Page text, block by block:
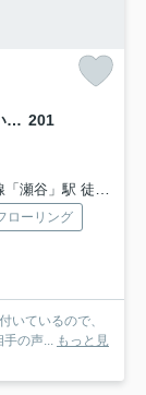
プライムテラス大和A棟※初期費用分割後払いサービス利用可能物件 201
谷」駅 徒歩15分
ローリング
いているので、
手の声... もっと見